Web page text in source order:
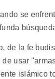
se
de la fe
de usar
islámico